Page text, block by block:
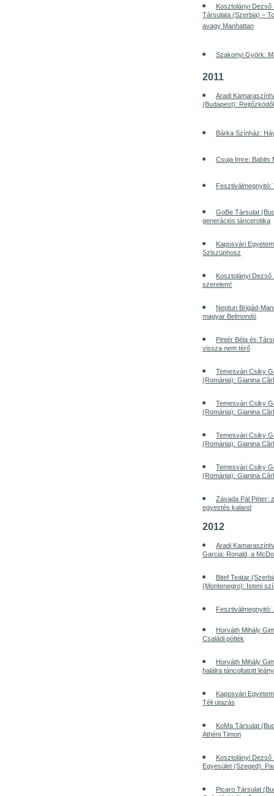
Kosztolányi Dezső
Társulata (Szerbia) –
avagy Manhattan
Szakonyi Györk:
2011
Aradi
(Budapest):
Bárka Színház:
Csuja Imre: Babits
Fesztiválmegnyitó:
GoBe Társulat
generációs táncerotika
Kaposvári
Sziszüphosz
Kosztolányi Dezső
szerelem!
Neptun Brigád-
magyar Belmondó
Pintér Béla és
vissza nem térő
Temesvári Csiky
(Románia): Gianina
Temesvári Csiky
(Románia): Gianina
Temesvári Csiky
(Románia): Gianina
Temesvári Csiky
(Románia): Gianina
Závada Pál Péter:
egyestés kaland
2012
Aradi
Garcia: Ronald, a
Bitef Teatar
(Montenegro): Isteni
Fesztiválmegnyitó:
Horváth Mihály
Családi pótlék
Horváth Mihály
halálra táncoltatott leány
Kaposvári
Téli utazás
KoMa Társulat
Athéni Timon
Kosztolányi
Egyesület (Szeged):
Picaro Társulat